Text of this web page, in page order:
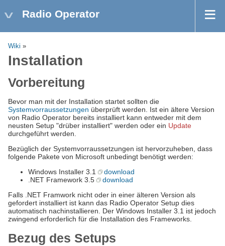
Radio Operator
Wiki »
Installation
Vorbereitung
Bevor man mit der Installation startet sollten die
Systemvorraussetzungen überprüft werden. Ist ein ältere Version
von Radio Operator bereits installiert kann entweder mit dem
neusten Setup "drüber installiert" werden oder ein Update
durchgeführt werden.
Bezüglich der Systemvorraussetzungen ist hervorzuheben, dass
folgende Pakete von Microsoft unbedingt benötigt werden:
Windows Installer 3.1
download
.NET Framework 3.5
download
Falls .NET Framwork nicht oder in einer älteren Version als
gefordert installiert ist kann das Radio Operator Setup dies
automatisch nachinstallieren. Der Windows Installer 3.1 ist jedoch
zwingend erforderlich für die Installation des Frameworks.
Bezug des Setups